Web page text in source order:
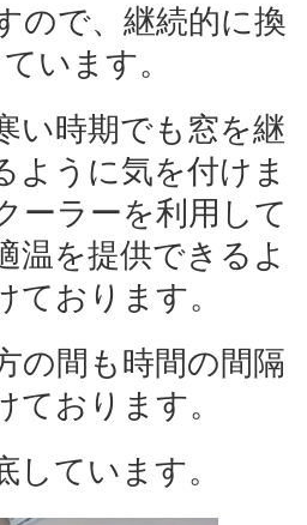
ので、継続的に換
います。
い時期でも窓を継
ように気を付けま
ーラーを利用して
温を提供できるよ
ております。
の間も時間の間隔
ております。
しています。